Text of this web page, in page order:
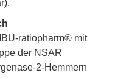
ratiopharm® mit
der NSAR
2-Hemmern